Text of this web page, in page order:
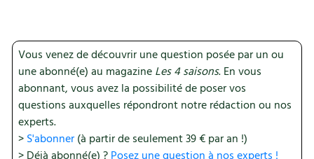
Feuilleter le catalogue
Recettes par type de plat
Recettes sans gluten
Recettes végétariennes et vegan
Questions à la rédaction
Entre abonné·es
Trucs & astuces
Vous venez de découvrir une question posée par un ou
une abonné(e) au magazineLes 4 saisons. En vous
abonnant, vous avez la possibilité de poser vos
questions auxquelles répondront notre rédaction ou nos
experts.
>S'abonner(à partir de seulement 39 € par an !)